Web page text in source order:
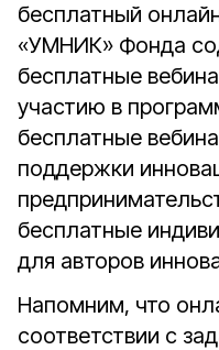
бесплатный
«УМНИК» Фонда
бесплатные
участию в
бесплатные
поддержки
бесплатные
для авторов
Напомним, что
соответствии с